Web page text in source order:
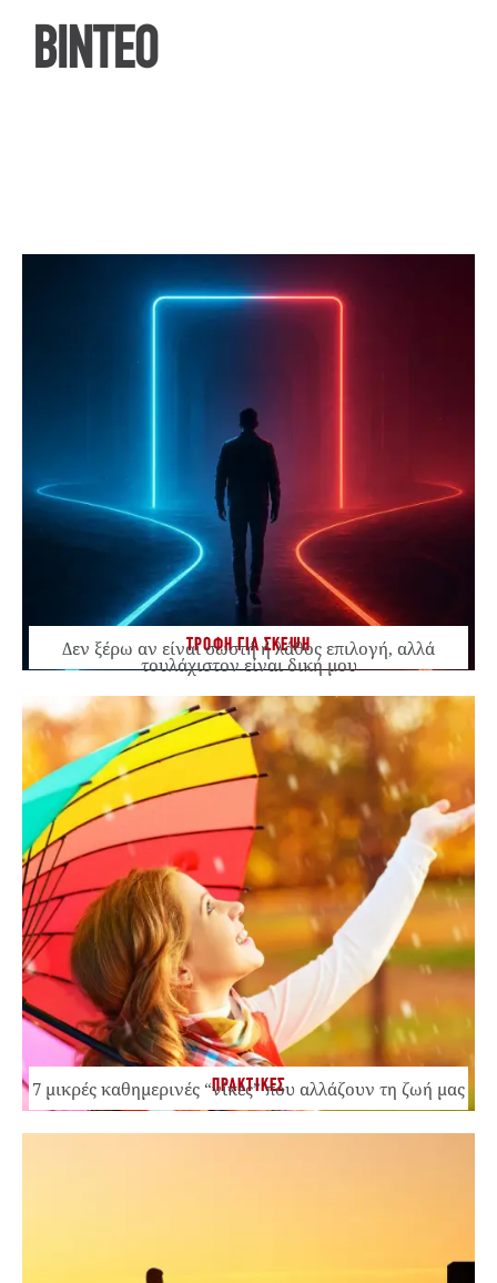
ΒΙΝΤΕΟ
ΤΡΟΦΗ ΓΙΑ ΣΚΕΨΗ
Δεν ξέρω αν είναι σωστή ή λάθος επιλογή, αλλά
τουλάχιστον είναι δική μου
ΠΡΑΚΤΙΚΕΣ
7 μικρές καθημερινές “νίκες” που αλλάζουν τη ζωή μας